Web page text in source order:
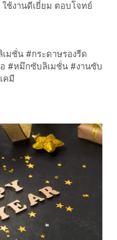
ช้งานดีเยี่ยม ตอบโจทย์
มชั่น #กระดาษรองรีด
#หมึกซับลิเมชั่น #งานซับ
คมี